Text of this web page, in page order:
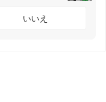
いいえ